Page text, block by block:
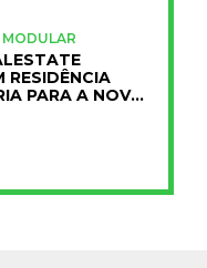
RESIDÊNCIA
PARA A NOVA